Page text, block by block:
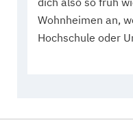
Wohnheimen an,
Hochschule oder